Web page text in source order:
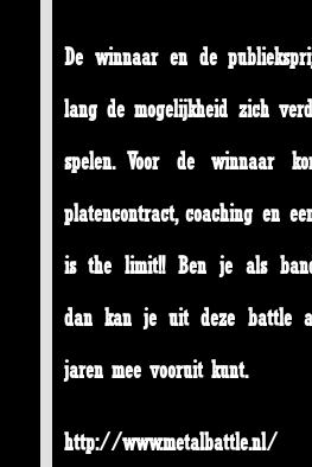
De winnaar en de
lang de mogelijkheid zich
spelen. Voor de winnaar
platencontract, coaching en
is the limit!! Ben je als
dan kan je uit deze battle
jaren mee vooruit kunt.
http://www.metalbattle.nl/